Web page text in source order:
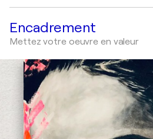
Encadrement
Mettez votre oeuvre en valeur